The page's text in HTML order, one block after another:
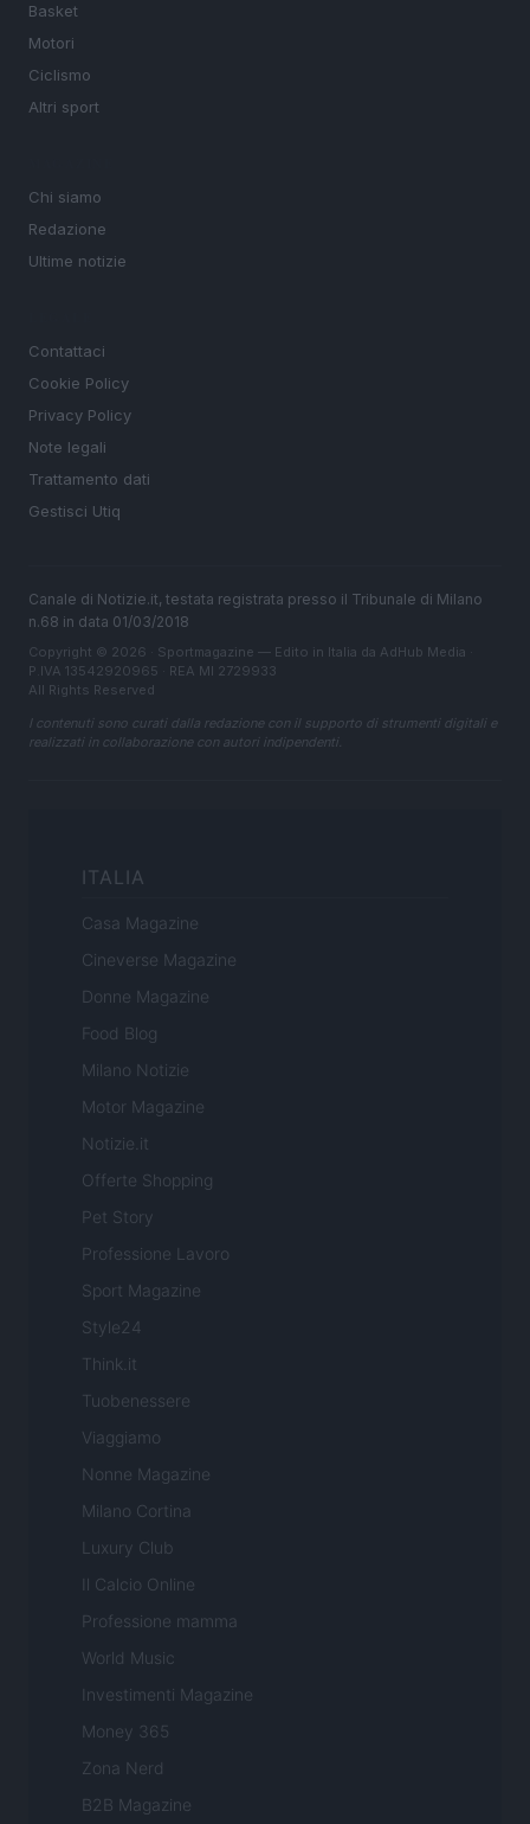
Basket
Motori
Ciclismo
Altri sport
Chi siamo
Redazione
Ultime notizie
Contattaci
Cookie Policy
Privacy Policy
Note legali
Trattamento dati
Gestisci Utiq
Canale di Notizie.it, testata registrata presso il Tribunale di Milano
n.68 in data 01/03/2018
Copyright © 2026 · Sportmagazine — Edito in Italia da AdHub Media
P.IVA 13542920965 · REA MI 2729933
All Rights Reserved
I contenuti sono curati dalla redazione con il supporto di strumenti digitali e
realizzati in collaborazione con autori indipendenti.
ITALIA
Casa Magazine
Cineverse Magazine
Donne Magazine
Food Blog
Milano Notizie
Motor Magazine
Notizie.it
Offerte Shopping
Pet Story
Professione Lavoro
Sport Magazine
Style24
Think.it
Tuobenessere
Viaggiamo
Nonne Magazine
Milano Cortina
Luxury Club
Il Calcio Online
Professione mamma
World Music
Investimenti Magazine
Money 365
Zona Nerd
B2B Magazine